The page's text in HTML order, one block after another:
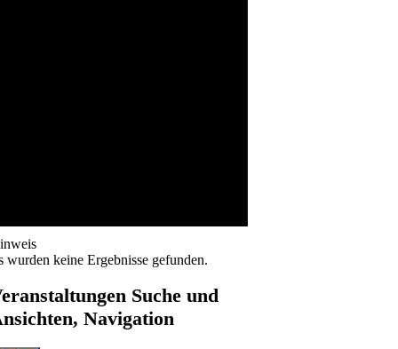
wurden keine Ergebnisse gefunden.
Suche und
Navigation